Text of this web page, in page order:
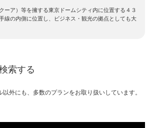
ーア）等を擁する東京ドームシティ内に位置する４３
線の内側に位置し、ビジネス・観光の拠点としても大
索する
外にも、多数のプランをお取り扱いしています。